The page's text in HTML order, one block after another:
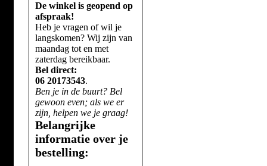
De winkel is geopend op
afspraak!
Heb je vragen of wil je
langskomen? Wij zijn van
maandag tot en met
zaterdag bereikbaar.
Bel direct:
06 20173543.
Ben je in de buurt? Bel
gewoon even; als we er
zijn, helpen we je graag!
Belangrijke
informatie over je
bestelling: